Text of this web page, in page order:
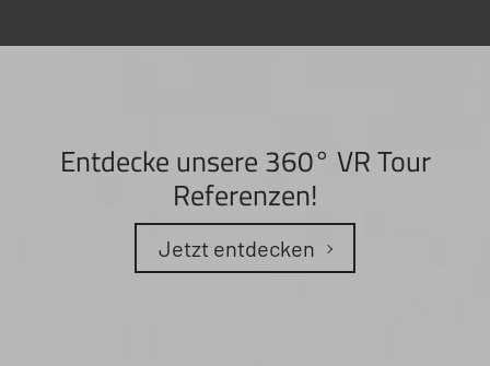
Entdecke unsere 360° VR Tour
Referenzen!
Jetzt entdecken